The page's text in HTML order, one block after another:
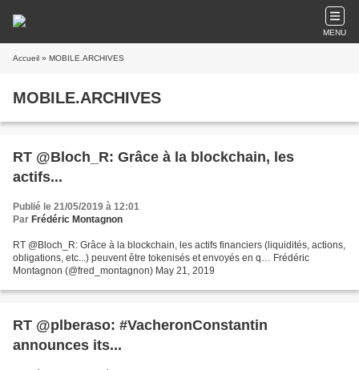
MENU
Accueil » MOBILE.ARCHIVES
MOBILE.ARCHIVES
RT @Bloch_R: Grâce à la blockchain, les
actifs...
Publié le 21/05/2019 à 12:01
Par Frédéric Montagnon
RT @Bloch_R: Grâce à la blockchain, les actifs financiers (liquidités, actions,
obligations, etc...) peuvent être tokenisés et envoyés en q… Frédéric
Montagnon (@fred_montagnon) May 21, 2019
RT @plberaso: #VacheronConstantin
announces its...